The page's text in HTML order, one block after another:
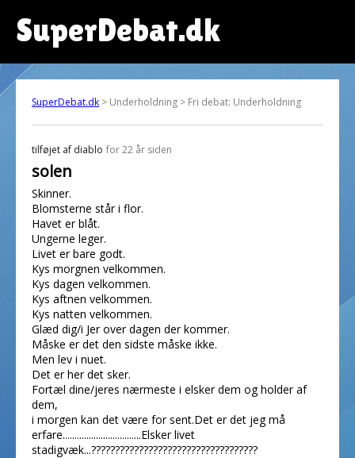
SuperDebat.dk
SuperDebat.dk > Underholdning > Fri debat: Underholdning
tilføjet af diablo for 22 år siden
solen
Skinner.
Blomsterne står i flor.
Havet er blåt.
Ungerne leger.
Livet er bare godt.
Kys morgnen velkommen.
Kys dagen velkommen.
Kys aftnen velkommen.
Kys natten velkommen.
Glæd dig/i Jer over dagen der kommer.
Måske er det den sidste måske ikke.
Men lev i nuet.
Det er her det sker.
Fortæl dine/jeres nærmeste i elsker dem og holder af
dem,
i morgen kan det være for sent.Det er det jeg må
erfare.................................Elsker livet
stadigvæk...???????????????????????????????????